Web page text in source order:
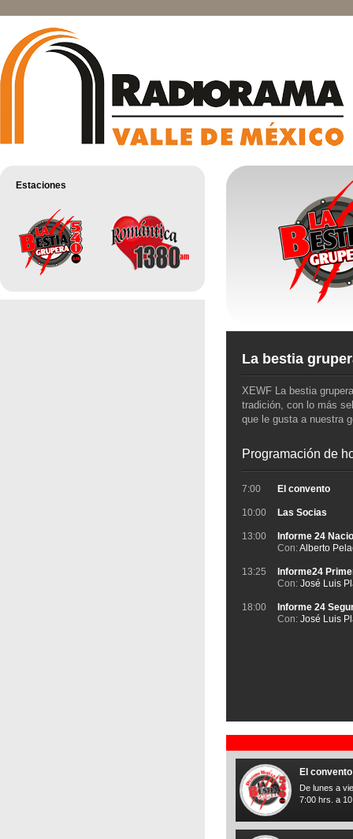
Estaciones
La bestia
XEWF La bestia
tradición, con lo más
que le gusta a nuestra
Programación de
7:00 El convento
10:00 Las Socias
13:00
Informe 24
Con:Alberto
13:25
Informe24
Con: José Luis
18:00
Informe 24
Con: José Luis
El convento
De lunes a
7:00 hrs. a